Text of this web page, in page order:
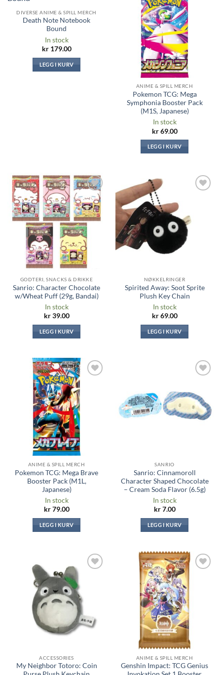
ønskeliste
DIVERSE ANIME & SPILL MERCH
Death Note Notebook
Bound
In stock
kr179.00
LEGG I KURV
Legg til i
ønskeliste
ANIME & SPILL MERCH
Pokemon TCG: Mega
Symphonia Booster Pack
(M1S, Japanese)
In stock
kr69.00
LEGG I KURV
Legg til i
ønskeliste
GODTERI, SNACKS & DRIKKE
Sanrio: Character Chocolate
w/Wheat Puff (29g, Bandai)
In stock
kr39.00
LEGG I KURV
NØKKELRINGER
Spirited Away: Soot Sprite
Plush Key Chain
In stock
kr69.00
LEGG I KURV
Legg til i
ønskeliste
ANIME & SPILL MERCH
Pokemon TCG: Mega Brave
Booster Pack (M1L,
Japanese)
In stock
kr79.00
LEGG I KURV
SANRIO
Sanrio: Cinnamoroll
Character Shaped Chocolate
– Cream Soda Flavor (6.5g)
In stock
kr7.00
LEGG I KURV
ønskeliste
ACCESSORIES
My Neighbor Totoro: Coin
Legg til i
ANIME & SPILL MERCH
Genshin Impact: TCG Genius